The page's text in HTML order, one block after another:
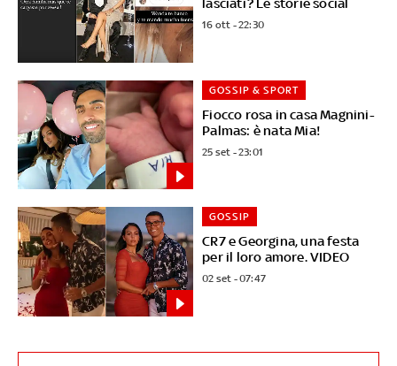
16 ott - 22:30
Fiocco rosa in casa Magnini-
Palmas: è nata Mia!
GOSSIP & SPORT
25 set - 23:01
CR7 e Georgina, una festa
per il loro amore. VIDEO
GOSSIP
02 set - 07:47